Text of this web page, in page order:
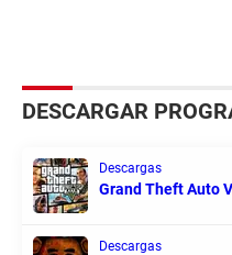
DESCARGAR
Descargas
Grand Theft Auto V
Descargas